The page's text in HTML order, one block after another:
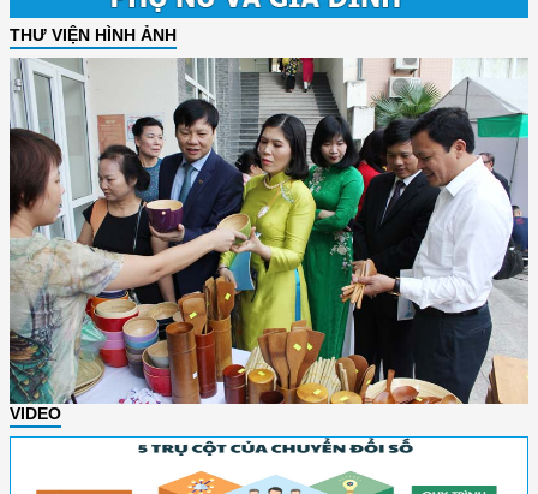
THƯ VIỆN HÌNH ẢNH
VIDEO